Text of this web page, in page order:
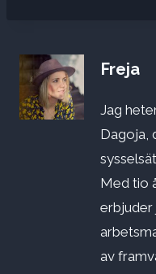
Freja
Jag
Dagoja,
Med tio
erbjuder
av